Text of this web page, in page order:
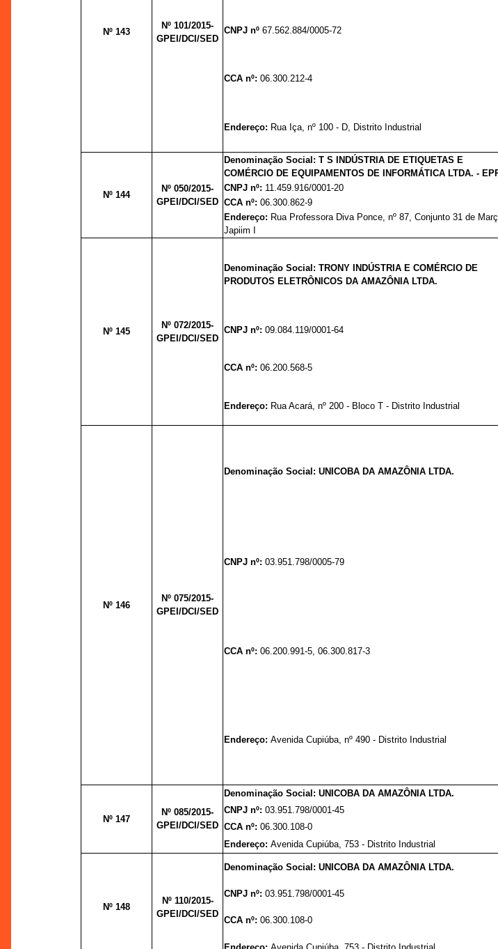
Nº 143
Nº 101/2015-
GPEI/DCI/SED
CNPJ nº67.562.884/0005-72
CCA nº:06.300.212-4
Endereço: Rua Iça, nº 100 - D, Distrito Industrial
Nº 144
Nº 050/2015-
GPEI/DCI/SED
Denominação Social: T S INDÚSTRIA DE ETIQUETAS E
COMÉRCIO DE EQUIPAMENTOS DE INFORMÁTICA LTDA. -
CNPJ nº: 11.459.916/0001-20
CCA nº:06.300.862-9
Endereço: Rua Professora Diva Ponce, nº 87, Conjunto 31 de
Japiim I
Nº 145
Nº 072/2015-
GPEI/DCI/SED
Denominação Social: TRONY INDÚSTRIA E COMÉRCIO DE
PRODUTOS ELETRÔNICOS DA AMAZÔNIA LTDA.
CNPJ nº:09.084.119/0001-64
CCA nº:06.200.568-5
Endereço: Rua Acará, nº 200 - Bloco T - Distrito Industrial
Nº 146
Nº 075/2015-
GPEI/DCI/SED
Denominação Social: UNICOBA DA AMAZÔNIA LTDA.
CNPJ nº:03.951.798/0005-79
CCA nº:06.200.991-5, 06.300.817-3
Endereço:Avenida Cupiúba, nº 490 - Distrito Industrial
Nº 147
Nº 085/2015-
GPEI/DCI/SED
Denominação Social: UNICOBA DA AMAZÔNIA LTDA.
CNPJ nº:03.951.798/0001-45
CCA nº:06.300.108-0
Endereço:Avenida Cupiúba, 753 - Distrito Industrial
Nº 148
Nº 110/2015-
GPEI/DCI/SED
Denominação Social: UNICOBA DA AMAZÔNIA LTDA.
CNPJ nº:03.951.798/0001-45
CCA nº:06.300.108-0